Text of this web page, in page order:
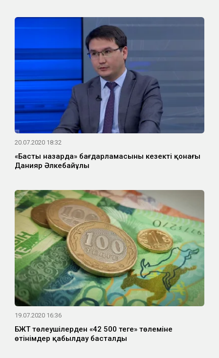
20.07.2020 18:32
«Басты назарда» бағдарламасының кезекті қонағы
Данияр Әлкебайұлы
19.07.2020 16:36
БЖТ төлеушілерден «42 500 теңге» төлеміне
өтінімдер қабылдау басталды